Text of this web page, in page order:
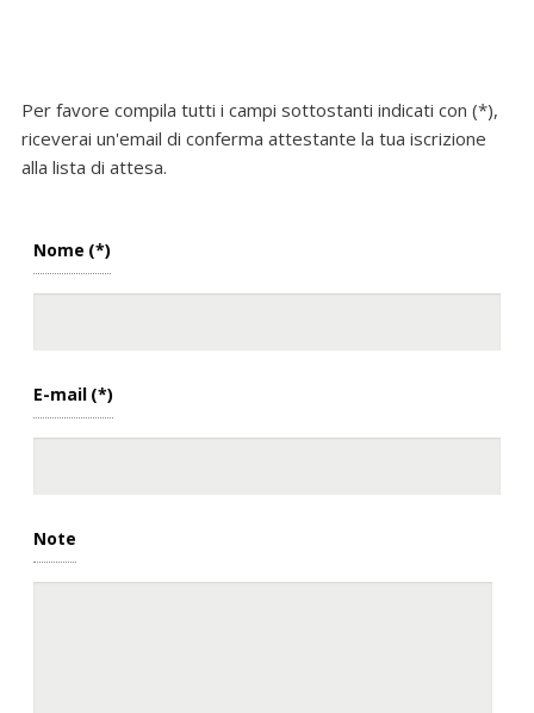
Per favore compila tutti i campi sottostanti indicati con (*),
riceverai un'email di conferma attestante la tua iscrizione
alla lista di attesa.
Nome (*)
E-mail (*)
Note